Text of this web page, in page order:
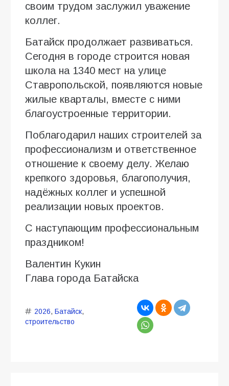
своим трудом заслужил уважение
коллег.
Батайск продолжает развиваться.
Сегодня в городе строится новая
школа на 1340 мест на улице
Ставропольской, появляются новые
жилые кварталы, вместе с ними
благоустроенные территории.
Поблагодарил наших строителей за
профессионализм и ответственное
отношение к своему делу. Желаю
крепкого здоровья, благополучия,
надёжных коллег и успешной
реализации новых проектов.
С наступающим профессиональным
праздником!
Валентин Кукин
Глава города Батайска
2026, Батайск,
строительство